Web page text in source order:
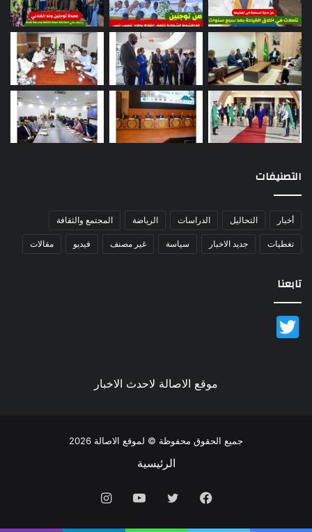
التصنيفات
أخبار التحاليل الدراسات الرياضة المجتمع والثقافة
تغطيات جديد الاخبار سياسة غير مصنف فيديو مقالات
تابعنا
موقع الاصالة لاحدث الاخبار
جميع الحقوق محفوظة © لموقع الاصالة 2026
الرئيسية
فيسبوك تويتر يوتيوب